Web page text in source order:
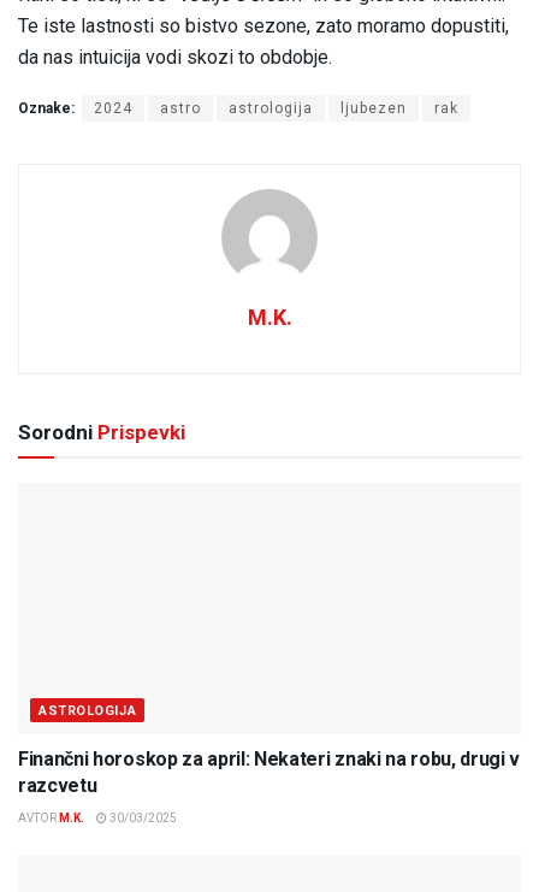
Te iste lastnosti so bistvo sezone, zato moramo dopustiti,
da nas intuicija vodi skozi to obdobje.
Oznake: 2024 astro astrologija ljubezen rak
M.K.
Sorodni Prispevki
ASTROLOGIJA
Finančni horoskop za april: Nekateri znaki na robu, drugi v
razcvetu
AVTOR M.K. 30/03/2025